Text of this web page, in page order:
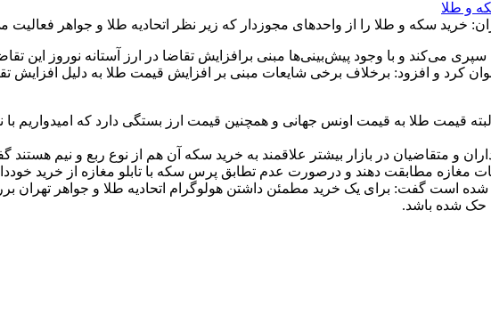
خرید سکه و طلا را از واحد‌های مجوزدار که زیر نظر اتحادیه طلا و جواهر فعالیت
می‌کند و با وجود پیش‌بینی‌ها مبنی برافزایش تقاضا در ارز آستانه نوروز این
کرد و افزود: برخلاف برخی شایعات مبنی بر افزایش قیمت طلا به دلیل افزایش
قیمت طلا به قیمت اونس جهانی و همچنین قیمت ارز بستگی دارد که امیدواریم با
و متقاضیان در بازار بیشتر علاقمند به خرید سکه آن هم از نوع ربع و نیم
مطابقت دهند و درصورت عدم تطابق پرس سکه با تابلو مغازه از خرید
شده است گفت: برای یک خرید مطمئن داشتن هولوگرام اتحادیه طلا و جواهر
حک شده باشد.